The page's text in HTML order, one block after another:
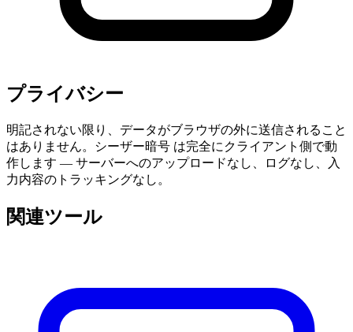
プライバシー
明記されない限り、データがブラウザの外に送信されること
はありません。シーザー暗号 は完全にクライアント側で動
作します — サーバーへのアップロードなし、ログなし、入
力内容のトラッキングなし。
関連ツール